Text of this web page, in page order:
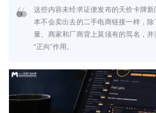
这些内容未经求证便发布的天价卡牌
本不会卖出去的二手电商链接一样，
量、商家和厂商背上莫须有的骂名，
“正向”作用。